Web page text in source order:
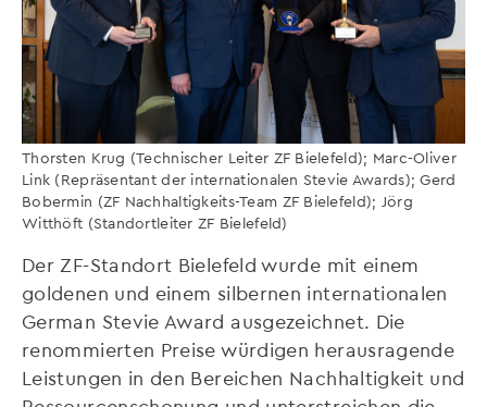
Thorsten Krug (Technischer Leiter ZF Bielefeld); Marc-Oliver
Link (Repräsentant der internationalen Stevie Awards); Gerd
Bobermin (ZF Nachhaltigkeits-Team ZF Bielefeld); Jörg
Witthöft (Standortleiter ZF Bielefeld)
Der ZF-Standort Bielefeld wurde mit einem
goldenen und einem silbernen internationalen
German Stevie Award ausgezeichnet. Die
renommierten Preise würdigen herausragende
Leistungen in den Bereichen Nachhaltigkeit und